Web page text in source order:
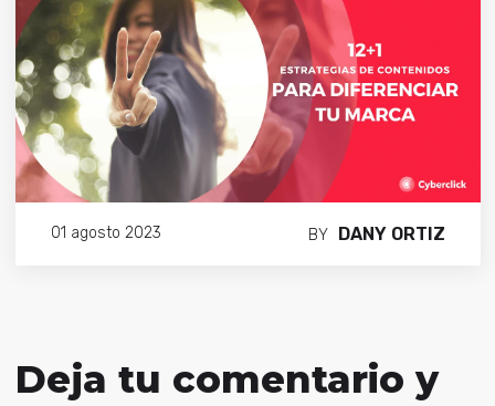
01 agosto 2023 BY DANY ORTIZ
Deja tu comentario y